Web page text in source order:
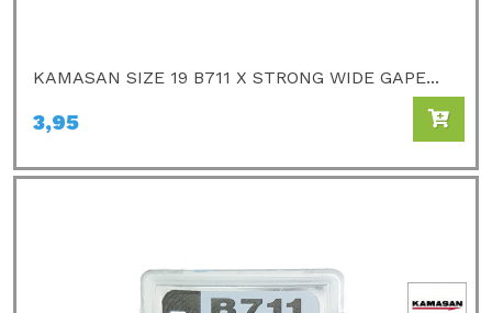
KAMASAN SIZE 19 B711 X STRONG WIDE GAPE...
3,95